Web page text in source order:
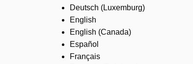
Deutsch (Luxemburg)
English
English (Canada)
Español
Français